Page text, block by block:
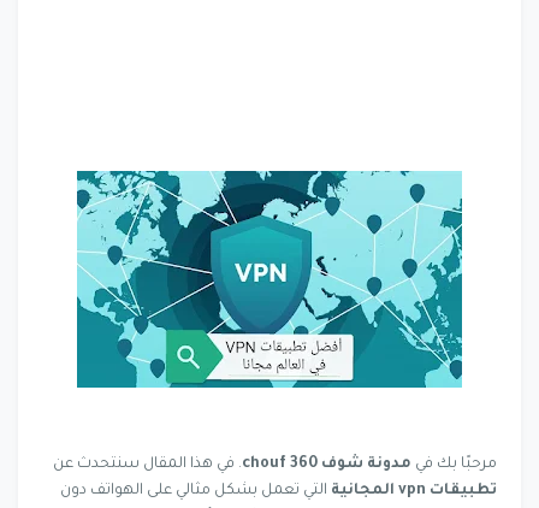
مرحبًا بك في مدونة شوف 360 chouf
. في هذا المقال سنتحدث عن
تطبيقات vpn المجانية
التي تعمل بشكل مثالي على الهواتف دون